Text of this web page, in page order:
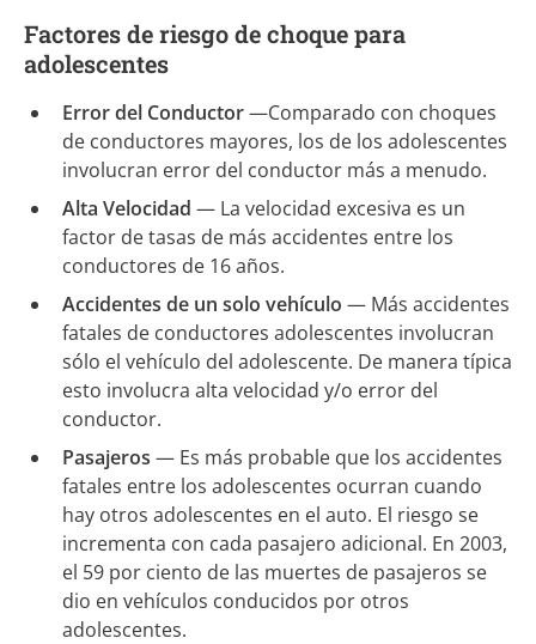
Factores de riesgo de choque para
adolescentes
Error del Conductor—Comparado con choques
de conductores mayores, los de los adolescentes
involucran error del conductor más a menudo.
Alta Velocidad — La velocidad excesiva es un
factor de tasas de más accidentes entre los
conductores de 16 años.
Accidentes de un solo vehículo — Más accidentes
fatales de conductores adolescentes involucran
sólo el vehículo del adolescente. De manera típica
esto involucra alta velocidad y/o error del
conductor.
Pasajeros — Es más probable que los accidentes
fatales entre los adolescentes ocurran cuando
hay otros adolescentes en el auto. El riesgo se
incrementa con cada pasajero adicional. En 2003,
el 59 por ciento de las muertes de pasajeros se
dio en vehículos conducidos por otros
adolescentes.